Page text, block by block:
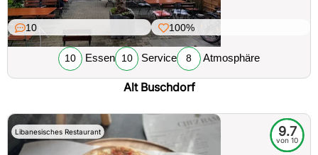
10 100%
10 Essen 10 Service 8 Atmosphäre
Alt Buschdorf
Libanesisches Restaurant 9.7
von 10